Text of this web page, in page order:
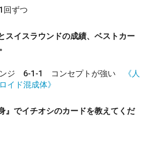
回ずつ
スイスラウンドの成績、ベストカー
ンジ 6-1-1 コンセプトが強い
《人
イド混成体》
』でイチオシのカードを教えてくだ